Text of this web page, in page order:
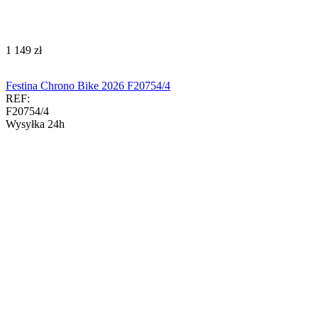
‍1 149‍ zł
Festina Chrono Bike 2026 F20754/4
REF:
F20754/4
Wysyłka 24h